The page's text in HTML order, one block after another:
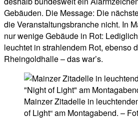
Gebäuden. Die Message: Die
die Veranstaltungsbranche nicht. In
nur wenige Gebäude in Rot:
leuchtet in strahlendem Rot, ebenso
Rheingoldhalle – das war’s.
Mainzer Zitadelle in
of Light“ am Montagabend. –